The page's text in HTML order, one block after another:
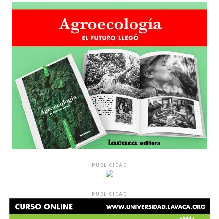
Década perdida: Marta Montero,
mamá de Lucía Pérez
Hay varios hombres presentes: padres con sus hijas,
grupos de amigos, novios. «Con los pares que no tienen
sensibilidad al tema, la conversación se vuelve muy
estratégica, hay que evitar el choque frontal. Mi método
es a través del interrogante, que puedan encarnar la
pregunta», comparte Gonzalo, de 41 años.
PUBLICIDAD
PUBLICIDAD